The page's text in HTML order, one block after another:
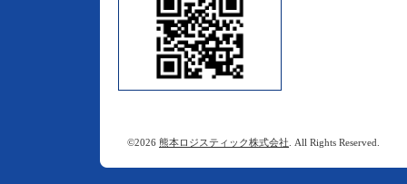
©2026 熊本ロジスティック株式会社 . All Rights Reserved.